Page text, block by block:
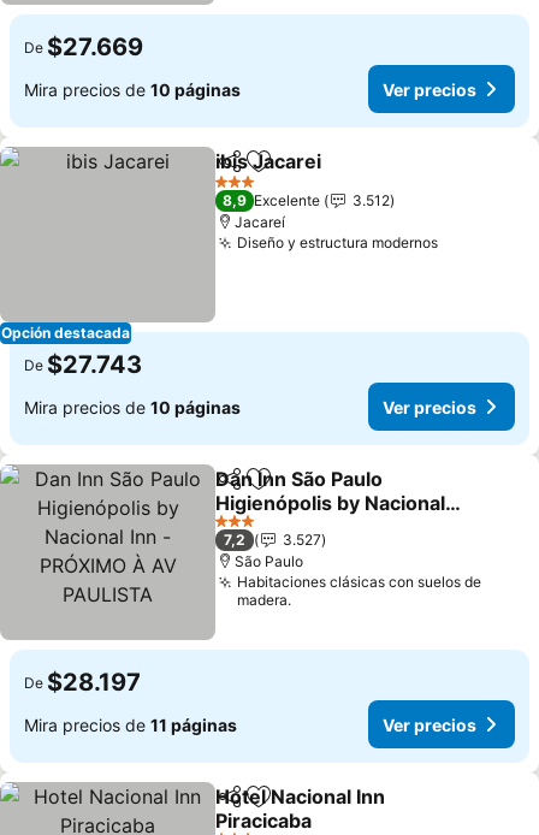
De $27.669
Mira precios de 10 páginas Ver precios
Opción destacada
CompartirAgregar a favoritos
ibis Jacarei
3 Estrellas
8,9 Excelente
3.512
Jacareí
Diseño y estructura modernos
De $27.743
Mira precios de 10 páginas Ver precios
CompartirAgregar a favoritos
Dan Inn São Paulo
Higienópolis by Nacional
Inn - PRÓXIMO À AV
PAULISTA
3 Estrellas
7,2
3.527
São Paulo
Habitaciones clásicas con suelos de
madera.
De $28.197
Mira precios de 11 páginas Ver precios
CompartirAgregar a favoritos
Hotel Nacional Inn
Piracicaba